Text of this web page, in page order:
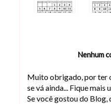
Nenhum
Muito obrigado, por ter
se vá ainda... Fique mais
Se você gostou do